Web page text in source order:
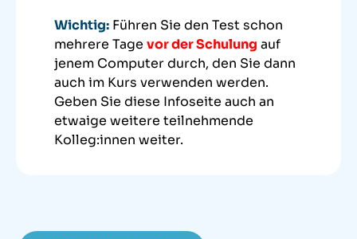
Wichtig: Führen Sie den Test schon
mehrere Tage vor der Schulung auf
jenem Computer durch, den Sie dann
auch im Kurs verwenden werden.
Geben Sie diese Infoseite auch an
etwaige weitere teilnehmende
Kolleg:innen weiter.